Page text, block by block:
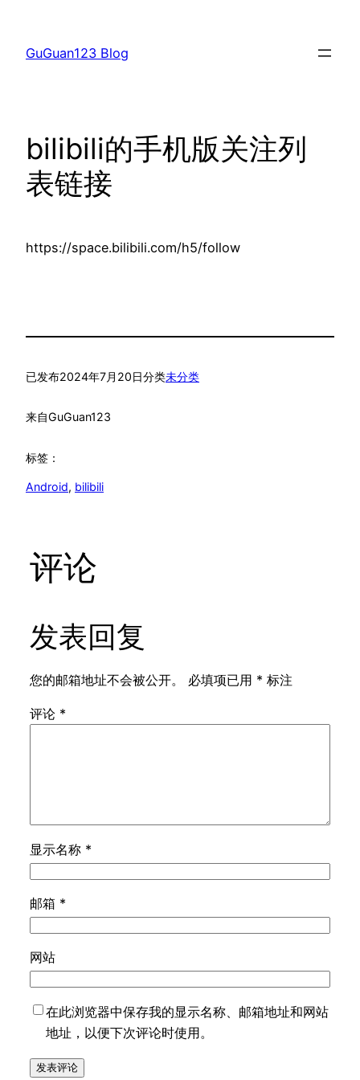
GuGuan123 Blog
bilibili的手机版关注列
表链接
https://space.bilibili.com/h5/follow
已发布2024年7月20日分类未分类
来自GuGuan123
标签：
Android, bilibili
评论
发表回复
您的邮箱地址不会被公开。 必填项已用 * 标注
评论 *
显示名称 *
邮箱 *
网站
在此浏览器中保存我的显示名称、邮箱地址和网站
地址，以便下次评论时使用。